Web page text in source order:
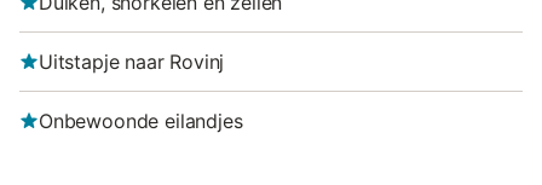
Uitstapje naar Rovinj
Onbewoonde eilandjes